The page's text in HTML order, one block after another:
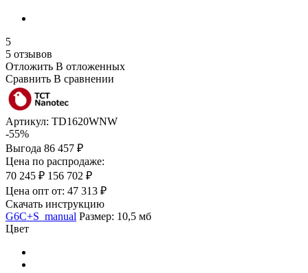
5
5 отзывов
Отложить В отложенных
Сравнить В сравнении
Артикул: TD1620WNW
-55%
Выгода 86 457 ₽
Цена по распродаже:
70 245 ₽ 156 702 ₽
Цена опт от: 47 313 ₽
Скачать инструкцию
G6C+S_manual Размер: 10,5 мб
Цвет